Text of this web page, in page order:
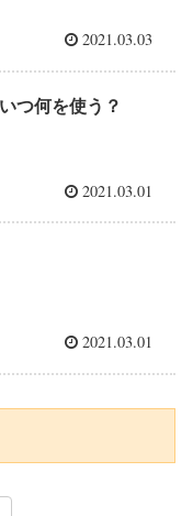
2021.03.03
つ何を使う？
2021.03.01
2021.03.01